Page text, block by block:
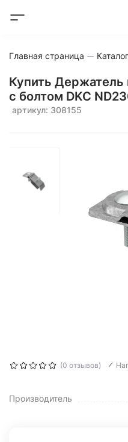
Главная страница Каталог
Купить Держатель
с болтом DKC
артикул: 308155
(0 отзывов)
Производитель